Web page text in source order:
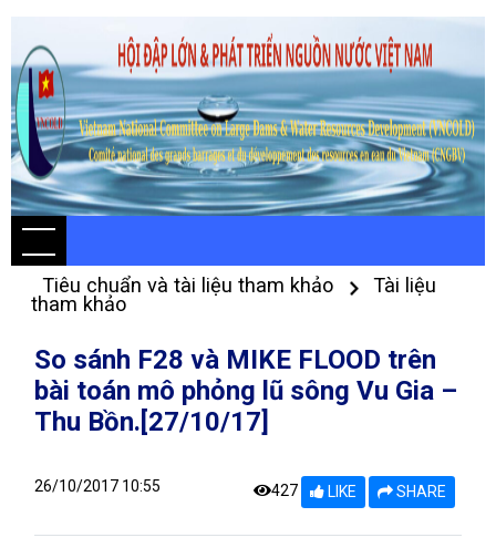
Tiêu chuẩn và tài liệu tham khảo
Tài liệu
tham khảo
So sánh F28 và MIKE FLOOD trên
bài toán mô phỏng lũ sông Vu Gia –
Thu Bồn.[27/10/17]
26/10/2017 10:55 427 LIKE SHARE